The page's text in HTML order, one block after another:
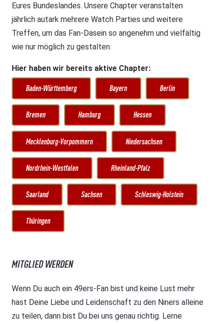
Eures Bundeslandes. Unsere Chapter veranstalten
jährlich autark mehrere Watch Parties und weitere
Treffen, um das Fan-Dasein so angenehm und vielfältig
wie nur möglich zu gestalten.
Hier haben wir bereits aktive Chapter:
Baden-Württemberg Bayern Berlin
Bremen Hamburg Hessen
Mecklenburg-Vorpommern Niedersachsen
Nordrhein-Westfalen Rheinland-Pfalz
Saarland Sachsen Schleswig-Holstein
Thüringen
MITGLIED WERDEN
Wenn Du auch ein 49ers-Fan bist und keine Lust mehr
hast Deine Liebe und Leidenschaft zu den Niners alleine
zu teilen, dann bist Du bei uns genau richtig. Lerne